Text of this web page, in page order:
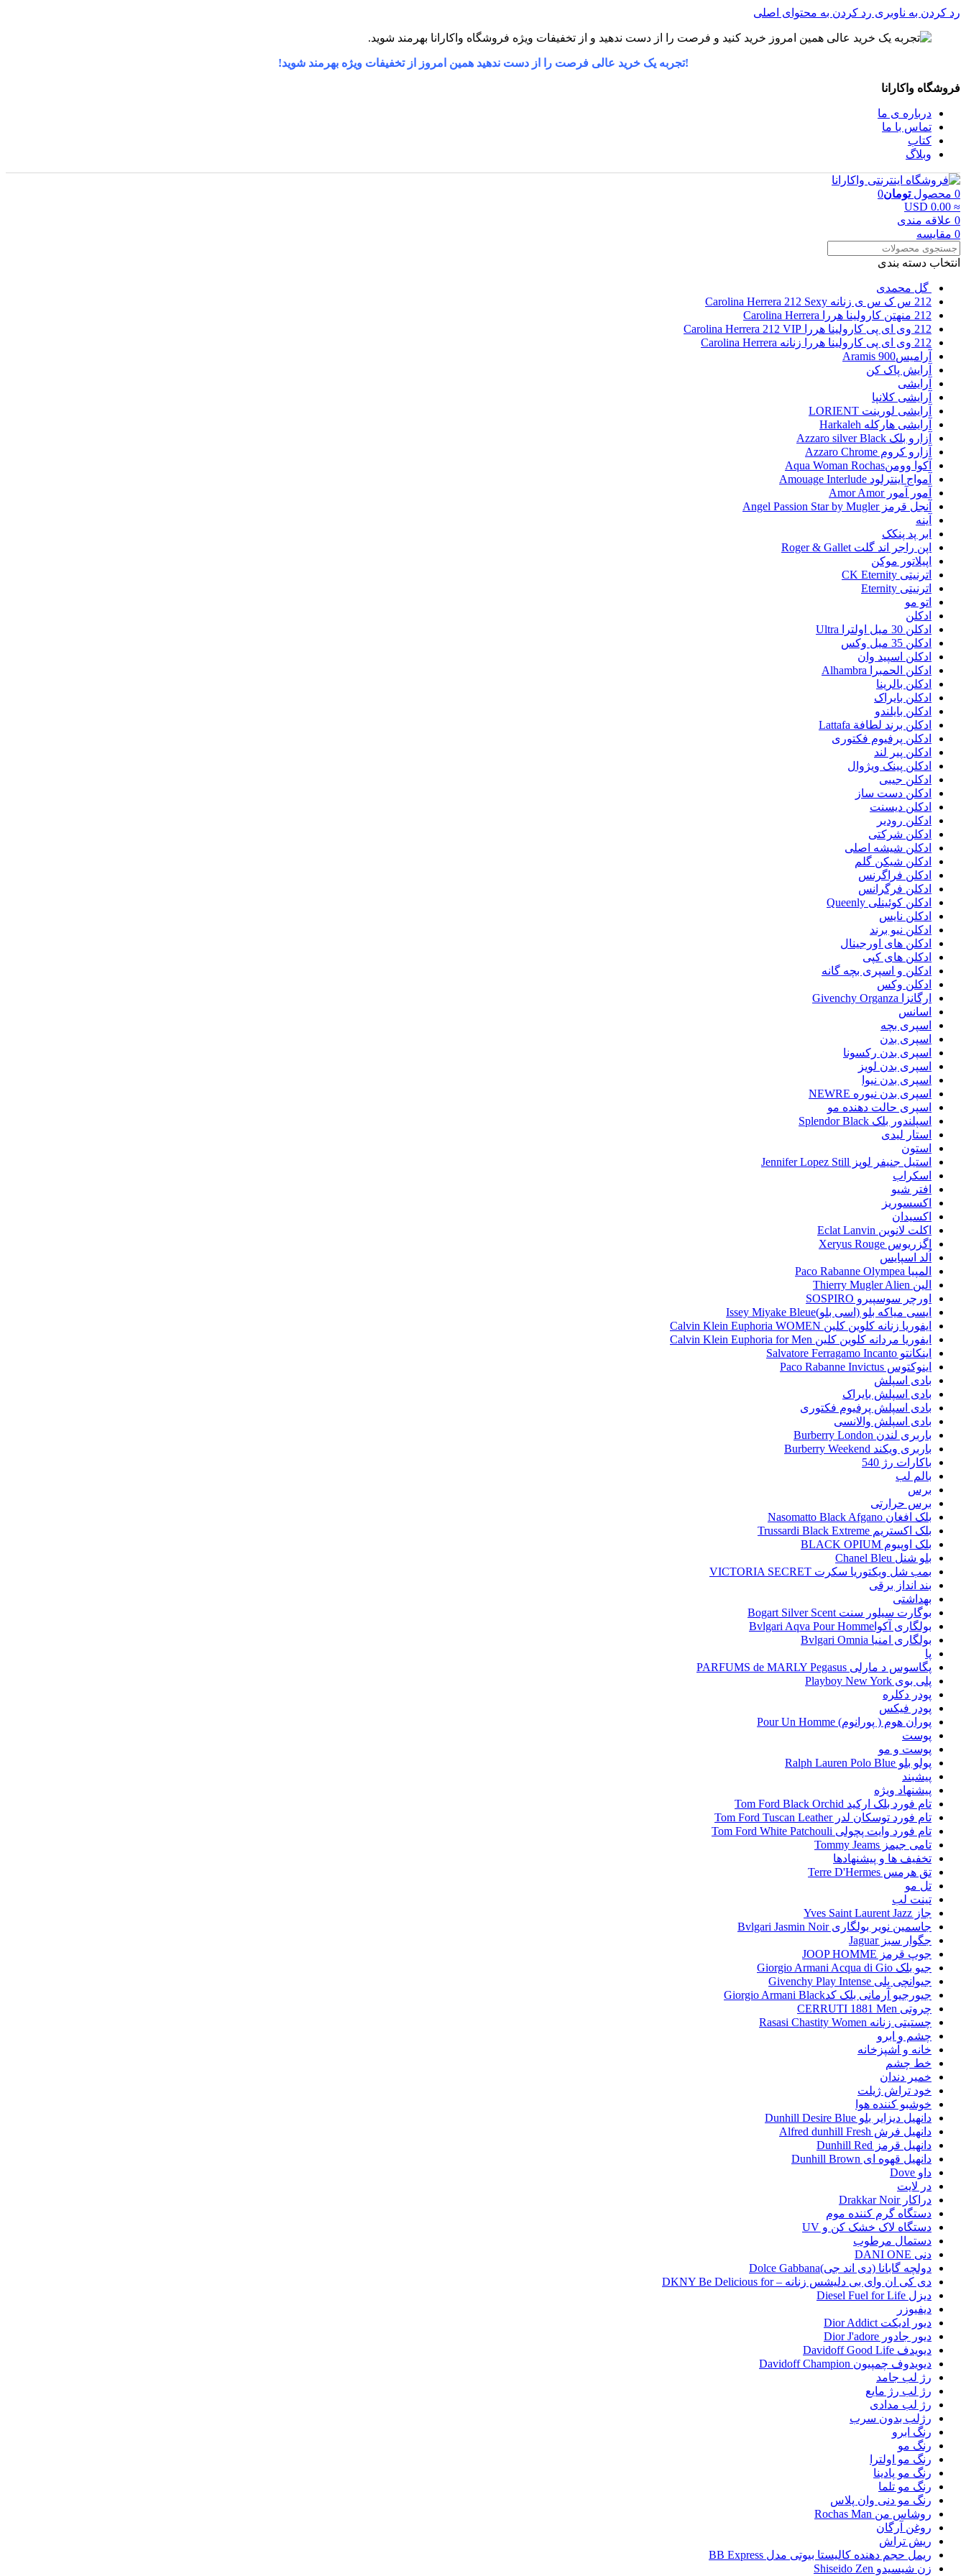
رد کردن به ناوبری رد کردن به محتوای اصلی
!تجربه یک خرید عالی فرصت را از دست ندهید همین امروز از تخفیفات ویژه بهرمند شوید!
فروشگاه واکارانا
درباره ی ما
تماس با ما
کتاب
وبلاگ
0 محصول تومان0
≈ 0.00 USD
0 علاقه مندی
0 مقایسه
انتخاب دسته بندی
گل محمدی
212 س ک س ی زنانه Carolina Herrera 212 Sexy
212 منهتن کارولینا هررا Carolina Herrera
212 وی ای پی کارولینا هررا Carolina Herrera 212 VIP
212 وی ای پی کارولینا هررا زنانه Carolina Herrera
آرامیس900 Aramis
آرایش پاک کن
آرایشی
آرایشی کلانپا
آرایشی لورینت LORIENT
آرایشی هارکله Harkaleh
آزارو بلک Azzaro silver Black
آزارو کروم Azzaro Chrome
آکوا وومنAqua Woman Rochas
آمواج اینترلود Amouage Interlude
آمور آمور Amor Amor
آنجل قرمز Angel Passion Star by Mugler
آینه
ابر پد پنکک
اپن راجر اند گلت Roger & Gallet
اپیلاتور موکن
اترنیتی CK Eternity
اترنیتی Eternity
اتو مو
ادکلن
ادکلن 30 میل اولترا Ultra
ادکلن 35 میل وکس
ادکلن اسپید وان
ادکلن الحمبرا Alhambra
ادکلن بالرینا
ادکلن بایراک
ادکلن بایلندو
ادکلن برند لطافة Lattafa
ادکلن پرفیوم فکتوری
ادکلن پیر لند
ادکلن پینک ویژوال
ادکلن جیبی
ادکلن دست ساز
ادکلن دیسنت
ادکلن رودیر
ادکلن شرکتی
ادکلن شیشه اصلی
ادکلن شیکن گلم
ادکلن فراگرنس
ادکلن فرگرانس
ادکلن کوئینلی Queenly
ادکلن نایس
ادکلن نیو برند
ادکلن های اورجینال
ادکلن های کپی
ادکلن و اسپری بچه گانه
ادکلن وکس
ارگانزا Givenchy Organza
اسانس
اسپری بچه
اسپری بدن
اسپری بدن رکسونا
اسپری بدن لویز
اسپری بدن نیوا
اسپری بدن نیوره NEWRE
اسپری حالت دهنده مو
اسپلندور بلک Splendor Black
استار لیدی
استون
استیل جنیفر لوپز Jennifer Lopez Still
اسکراب
افتر شیو
اکسسوریز
اکسیدان
اکلت لانوین Eclat Lanvin
اگزریوس Xeryus Rouge
اُلد اسپایس
المپیا Paco Rabanne Olympea
الین Thierry Mugler Alien
اورچر سوسپیرو SOSPIRO
ایسی میاکه بلو (اسی بلو)Issey Miyake Bleue
ایفوریا زنانه کلوین کلین Calvin Klein Euphoria WOMEN
ایفوریا مردانه کلوین کلین Calvin Klein Euphoria for Men
اینکانتو Salvatore Ferragamo Incanto
اینوکتوس Paco Rabanne Invictus
بادی اسپلش
بادی اسپلش بایراک
بادی اسپلش پرفیوم فکتوری
بادی اسپلش والانسی
باربری لندن Burberry London
باربری ویکند Burberry Weekend
باکارات رژ 540
بالم لب
برس
برس حرارتی
بلک افغان Nasomatto Black Afgano
بلک اکستریم Trussardi Black Extreme
بلک اوپیوم BLACK OPIUM
بلو شنل Chanel Bleu
بمب شل ویکتوریا سکرت VICTORIA SECRET
بند انداز برقی
بهداشتی
بوگارت سیلور سنت Bogart Silver Scent
بولگاری آکواBvlgari Aqva Pour Homme
بولگاری امنیا Bvlgari Omnia
پا
پگاسوس د مارلی PARFUMS de MARLY Pegasus
پلی بوی Playboy New York
پودر دکلره
پودر فیکس
پوران هوم ( پورانوم) Pour Un Homme
پوست
پوست و مو
پولو بلو Ralph Lauren Polo Blue
پیشبند
پیشنهاد ویژه
تام فورد بلک ارکید Tom Ford Black Orchid
تام فورد توسکان لدر Tom Ford Tuscan Leather
تام فورد وایت پچولی Tom Ford White Patchouli
تامی جیمز Tommy Jeams
تخفیف ها و پیشنهادها
تق هرمس Terre D'Hermes
تل مو
تینت لب
جاز Yves Saint Laurent Jazz
جاسمین نویر بولگاری Bvlgari Jasmin Noir
جگوار سبز Jaguar
جوپ قرمز JOOP HOMME
جیو بلک Giorgio Armani Acqua di Gio
جیوانچی پلی Givenchy Play Intense
جیورجیو آرمانی بلک کدGiorgio Armani Black
چروتی CERRUTI 1881 Men
چستیتی زنانه Rasasi Chastity Women
چشم و ابرو
خانه و آشپزخانه
خط چشم
خمیر دندان
خود تراش ژیلت
خوشبو کننده هوا
دانهیل دیزایر بلو Dunhill Desire Blue
دانهیل فرش Alfred dunhill Fresh
دانهیل قرمز Dunhill Red
دانهیل قهوه ای Dunhill Brown
داو Dove
در لایت
دراکار Drakkar Noir
دستگاه گرم کننده موم
دستگاه لاک خشک کن و UV
دستمال مرطوب
دنی DANI ONE
دولچه گابانا (دی اند جی)Dolce Gabbana
دی کی ان وای بی دلیشس زنانه – DKNY Be Delicious for
دیزل Diesel Fuel for Life
دیفیوزر
دیور ادیکت Dior Addict
دیور جادور Dior J'adore
دیویدف Davidoff Good Life
دیویدوف چمپیون Davidoff Champion
رژ لب جامد
رژ لب رژ مایع
رژ لب مدادی
رژلب بدون سرب
رنگ ابرو
رنگ مو
رنگ مو اولترا
رنگ مو پادینا
رنگ مو تلما
رنگ مو دنی وان پلاس
روشاس من Rochas Man
روغن آرگان
ریش تراش
ریمل حجم دهنده کالیستا بیوتی مدل BB Express
زن شیسیدو Shiseido Zen